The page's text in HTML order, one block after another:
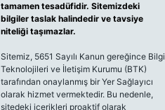
tamamen tesadüfidir. Sitemizdeki
bilgiler taslak halindedir ve tavsiye
niteliği taşımazlar.
Sitemiz, 5651 Sayılı Kanun gereğince Bilgi
Teknolojileri ve İletişim Kurumu (BTK)
tarafından onaylanmış bir Yer Sağlayıcı
olarak hizmet vermektedir. Bu nedenle,
sitedeki içerikleri proaktif olarak